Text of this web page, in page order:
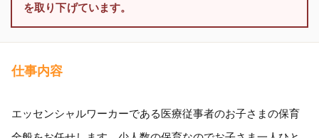
を取り下げています。
仕事内容
エッセンシャルワーカーである医療従事者のお子さまの保育